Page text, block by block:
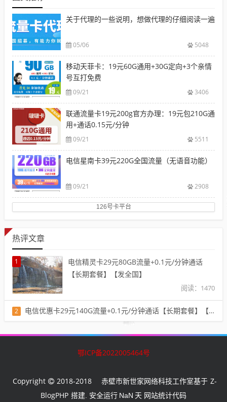
关于代理的一些说明，想做代理的仔细阅读一遍
05/06 5048
移动天菲卡：19元60G通用+30G定向+3个亲情
号互打免费
09/21 3406
联通流量卡19元200g官方办理：19元包210G通
用+通话0.15元/分钟
09/21 5511
电信星南卡39元220G全国流量（无语音功能）
09/21 2908
126号卡平台
热评文章
1
电信精灵卡29元80GB流量+0.1元/分钟通话
【长期套餐】【发全国】
阅读：1470
2 电信优惠卡29元140G流量+0.1元/分钟通话【长期套餐】【发全国】
鄂ICP备2022005464号
Copyright 2018-2018 赤壁市新世家网络科技工作室基于 Z-
BlogPHP 搭建. 安全运行 NaN 天 网站统计代码